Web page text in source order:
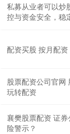
私募从业者可以炒
控与资金安全，稳
配资买股 按月配
股票配资公司官网
玩转配资
襄樊股票配资 证
险警示？